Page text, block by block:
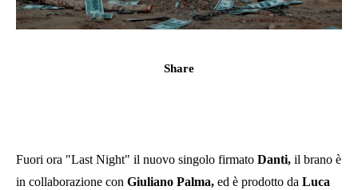
Share
Fuori ora "Last Night" il nuovo singolo firmato Danti, il brano è
in collaborazione con Giuliano Palma, ed è prodotto da Luca